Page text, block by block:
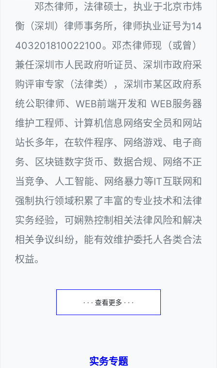
邓杰律师，法律硕士，执业于北京市炜
衡（深圳）律师事务所，律师执业证号为14
403201810022100。邓杰律师现（或曾）
兼任深圳市人民政府听证员、深圳市政府采
购评审专家（法律类），深圳市某区政府系
统公职律师、WEB前端开发和 WEB服务器
维护工程师、计算机信息网络安全员和网站
站长多年，在软件程序、网络游戏、电子商
务、区块链数字货币、数据合规、网络不正
当竞争、人工智能、网络暴力等IT互联网和
强制执行领域积累了丰富的专业技术和法律
实务经验，可娴熟控制相关法律风险和解决
相关争议纠纷，能有效维护委托人各类合法
权益。
· · · 查看更多 · · ·
实务专题